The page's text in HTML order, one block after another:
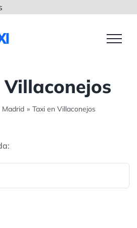
contenido
Villaconejos
Madrid » Taxi en Villaconejos